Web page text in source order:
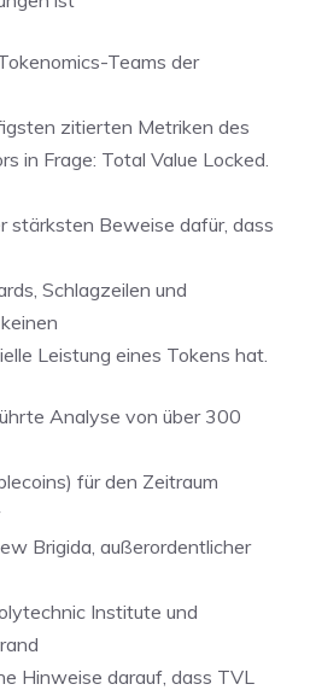
Teams der
zitierten Metriken des
in Frage: Total Value Locked.
stärksten Beweise dafür, dass
Schlagzeilen und
Leistung eines Tokens hat.
Analyse von über 300
für den Zeitraum
Brigida, außerordentlicher
Institute und
Hinweise darauf, dass TVL